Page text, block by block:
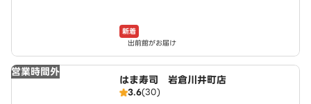
新着
出前館がお届け
営業時間外
はま寿司 岩倉川井町店
3.6(30)